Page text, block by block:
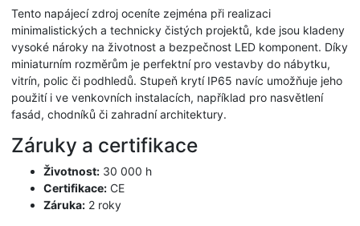
Tento napájecí zdroj oceníte zejména při realizaci
minimalistických a technicky čistých projektů, kde jsou kladeny
vysoké nároky na životnost a bezpečnost LED komponent. Díky
miniaturním rozměrům je perfektní pro vestavby do nábytku,
vitrín, polic či podhledů. Stupeň krytí IP65 navíc umožňuje jeho
použití i ve venkovních instalacích, například pro nasvětlení
fasád, chodníků či zahradní architektury.
Záruky a certifikace
Životnost: 30 000 h
Certifikace: CE
Záruka: 2 roky